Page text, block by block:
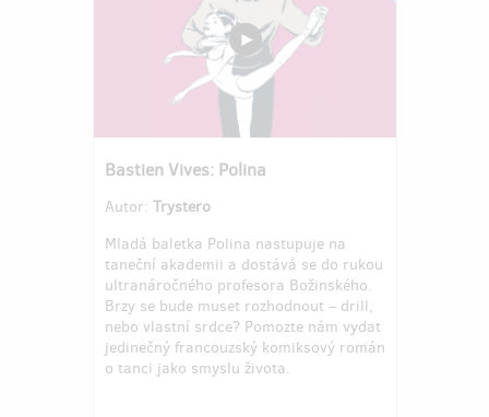
Bastien Vives: Polina
Autor: Trystero
Mladá baletka Polina nastupuje na
taneční akademii a dostává se do rukou
ultranáročného profesora Božinského.
Brzy se bude muset rozhodnout – drill,
nebo vlastní srdce? Pomozte nám vydat
jedinečný francouzský komiksový román
o tanci jako smyslu života.